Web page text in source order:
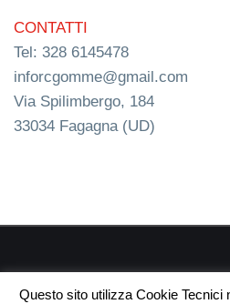
CONTATTI
Tel: 328 6145478
inforcgomme@gmail.com
Via Spilimbergo, 184
33034 Fagagna (UD)
Questo sito utilizza Cookie Tecnici